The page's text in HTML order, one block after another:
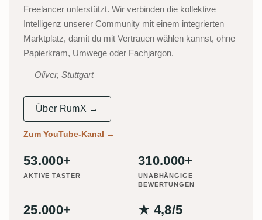
Freelancer unterstützt. Wir verbinden die kollektive
Intelligenz unserer Community mit einem integrierten
Marktplatz, damit du mit Vertrauen wählen kannst, ohne
Papierkram, Umwege oder Fachjargon.
Oliver, Stuttgart
Über RumX →
Zum YouTube-Kanal →
53.000+
AKTIVE TASTER
310.000+
UNABHÄNGIGE
BEWERTUNGEN
25.000+ ★ 4,8/5